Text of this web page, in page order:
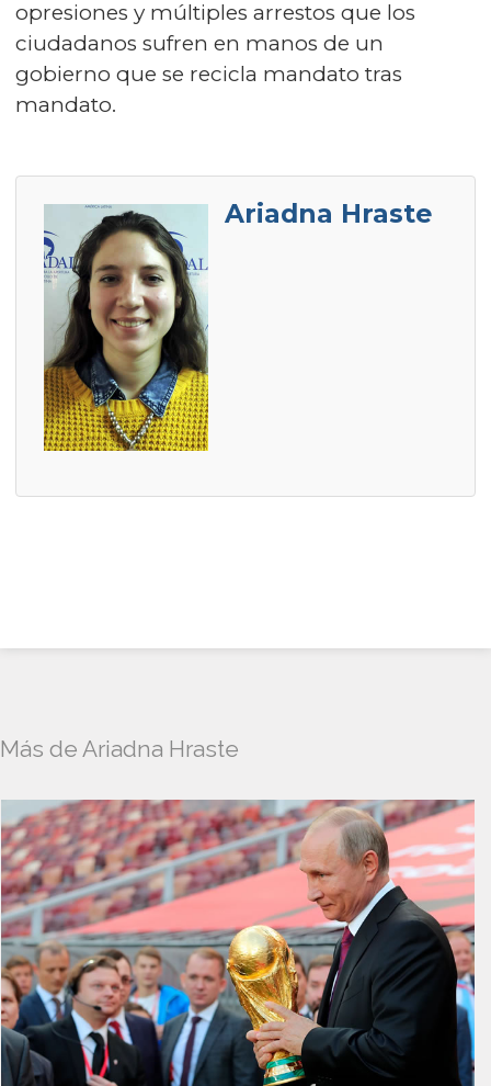
opresiones y múltiples arrestos que los
ciudadanos sufren en manos de un
gobierno que se recicla mandato tras
mandato.
Ariadna Hraste
Más de Ariadna Hraste